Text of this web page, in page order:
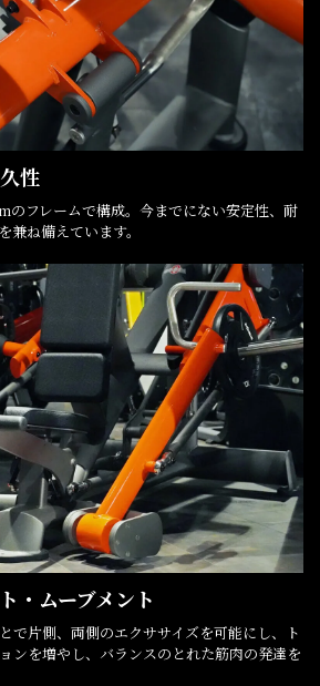
性
フレームで構成。今までにない安定性、耐
兼ね備えています。
・ムーブメント
で片側、両側のエクササイズを可能にし、ト
ンを増やし、バランスのとれた筋肉の発達を